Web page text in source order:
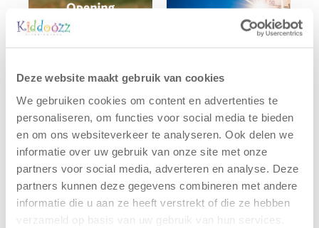
Deze website maakt gebruik van cookies
We gebruiken cookies om content en advertenties te
personaliseren, om functies voor social media te bieden
en om ons websiteverkeer te analyseren. Ook delen we
informatie over uw gebruik van onze site met onze
partners voor social media, adverteren en analyse. Deze
partners kunnen deze gegevens combineren met andere
informatie die u aan ze heeft verstrekt of die ze hebben
verzameld op basis van uw gebruik van hun services.
Nieuwe locatie
– Sport BSO
Oldegaarde
Sport BSO
Oldegaarde
opent op 1
Sluiting
locaties –
CODE ROOD
25 juni 2026
In verband met
het afgegeven
weeralarm voor